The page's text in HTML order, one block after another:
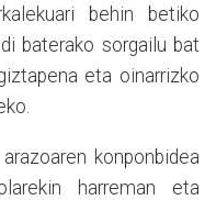
behin betiko
baterako sorgailu bat
eta oinarrizko
konponbidea
harreman eta